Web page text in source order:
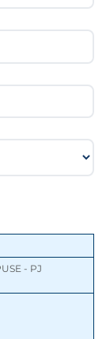
- PJ